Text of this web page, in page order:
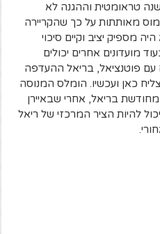
טראומטית וההגנה לא
מאותתות על כך שהקריירה
מספיק יציב וקיים סיכוי
מועדונים אחרים יכולים
פוטנציאל, בריאל ההעדפה
כאן ועכשיו. הומלס המנוסה
בריאל, אחרי שבאיירן
להיות הציר המרכזי של ריאל